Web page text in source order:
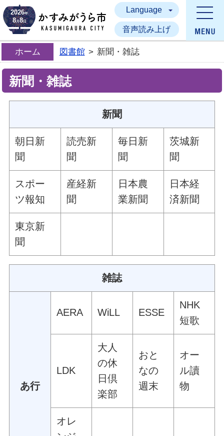
かすみがうら市
2026年
8月8日
Language
音声読み上げ
ホーム 図書館 > 新聞・雑誌
新聞・雑誌
新聞
朝日新
聞
読売新
聞
毎日新
聞
茨城新
聞
スポー
ツ報知
産経新
聞
日本農
業新聞
日本経
済新聞
東京新
聞
雑誌
あ行
AERA WiLL ESSE
NHK
短歌
LDK
大人
の休
日倶
楽部
おと
なの
週末
オー
ル讀
物
オレ